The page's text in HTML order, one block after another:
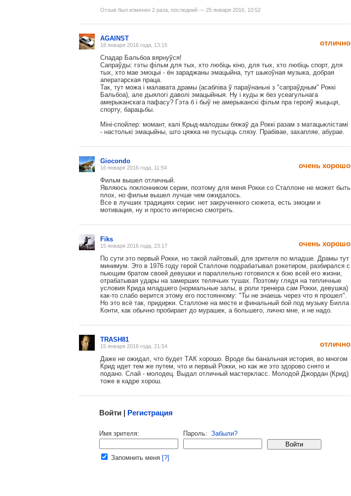
Отзыв был изменен 2 раза, последний — 25 января 2016, 10:52
отлично
AGAINST
18 января 2016 года, 13:15
Спадар Бальбоа вярнуўся!
Сапраўды: гэты фільм для тых, хто любіць кіно, для тых, хто любіць спорт, для
тых, хто мае эмоцыі - ён зараджаны эмацыйна, тут шыкоўная музыка, добрая
аператарская праца.
Так, тут можа і малавата драмы (асабліва ў параўнаньні з "сапраўдным" Роккі
Бальбоа), але дыялогі даволі эмацыйныя. Ну і куды ж без усеагульнага
амерыканскага пафасу? Гэта б і быў не амерыканскі фільм пра герояў жыцьця,
спорту, барацьбы.
Міні-спойлер: момант, калі Крыд-малодшы бяжаў да Роккі разам з матацыклістамі
- настолькі эмацыйны, што цяжка не пусьціць слязу. Прабівае, захапляе, абурае.
очень хорошо
Giocondo
16 января 2016 года, 11:54
Фильм вышел отличный.
Являюсь поклонником серии, поэтому для меня Рокки со Сталлоне не может быть
плох, но фильм вышел лучше чем ожидалось.
Все в лучших традициях серии: нет закрученного сюжета, есть эмоции и
мотивация, ну и просто интересно смотреть.
очень хорошо
Fiks
15 января 2016 года, 23:17
По сути это первый Рокки, но такой лайтовый, для зрителя по младше. Драмы тут
минимум. Это в 1976 году герой Сталлоне подрабатывал рэкетиром, разбирался с
пьющим братом своей девушки и параллельно готовился к бою всей его жизни,
отрабатывая удары на замерших телячьих тушах. Поэтому глядя на тепличные
условия Крида младшего (нормальные залы, в роли тренера сам Рокки, девушка)
как-то слабо верится этому его постоянному: "Ты не знаешь через что я прошел".
Но это всё так, придирки. Сталлоне на месте и финальный бой под музыку Билла
Конти, как обычно пробирает до мурашек, а большего, лично мне, и не надо.
отлично
TRASH81
15 января 2016 года, 21:54
Даже не ожидал, что будет ТАК хорошо. Вроде бы банальная история, во многом
Крид идет тем же путем, что и первый Рокки, но как же это здорово снято и
подано. Слай - молодец. Выдал отличный мастеркласс. Молодой Джордан (Крид)
тоже в кадре хорош.
, поделитесь своим мнением
Малосодержательные и грубые отзывы нещадно удаляются.
Войти | Регистрация
Имя зрителя: Пароль:Забыли?
Запомнить меня [?]